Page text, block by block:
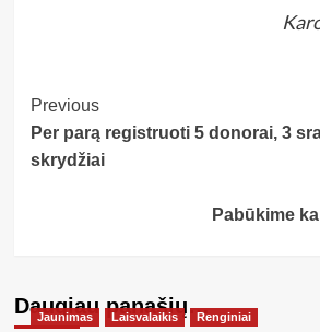
Post
Navigation
Previous
Per parą registruoti 5 donorai, 3
skrydžiai
Pabūkime
Daugiau panašių…
Jaunimas Laisvalaikis Renginiai